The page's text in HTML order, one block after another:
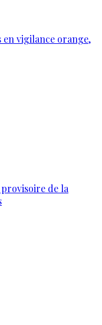
en vigilance orange,
de la